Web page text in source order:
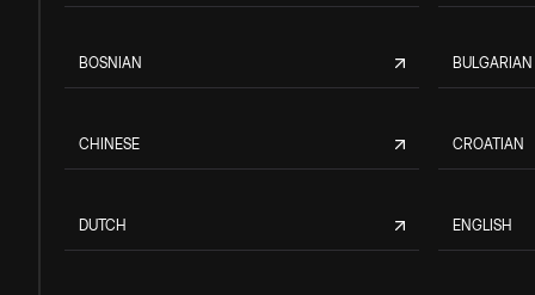
BOSNIAN BULGARIAN
CHINESE CROATIAN
DUTCH ENGLISH